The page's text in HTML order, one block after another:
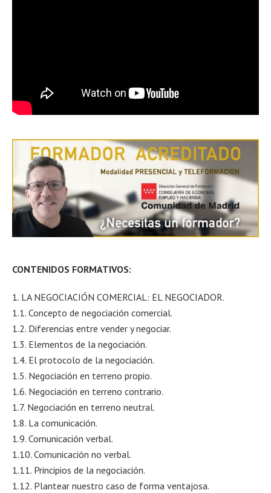
CONTENIDOS FORMATIVOS:
1. LA NEGOCIACIÓN COMERCIAL: EL NEGOCIADOR.
1.1. Concepto de negociación comercial.
1.2. Diferencias entre vender y negociar.
1.3. Elementos de la negociación.
1.4. El protocolo de la negociación.
1.5. Negociación en terreno propio.
1.6. Negociación en terreno contrario.
1.7. Negociación en terreno neutral.
1.8. La comunicación.
1.9. Comunicación verbal.
1.10. Comunicación no verbal.
1.11. Principios de la negociación.
1.12. Plantear nuestro caso de forma ventajosa.